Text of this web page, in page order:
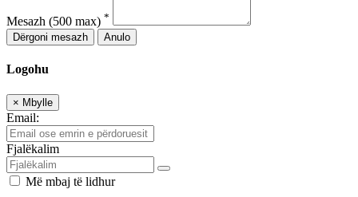
Mesazh (500 max) *
Dërgoni mesazh
Anulo
Logohu
× Mbylle
Email:
Fjalëkalim
Më mbaj të lidhur